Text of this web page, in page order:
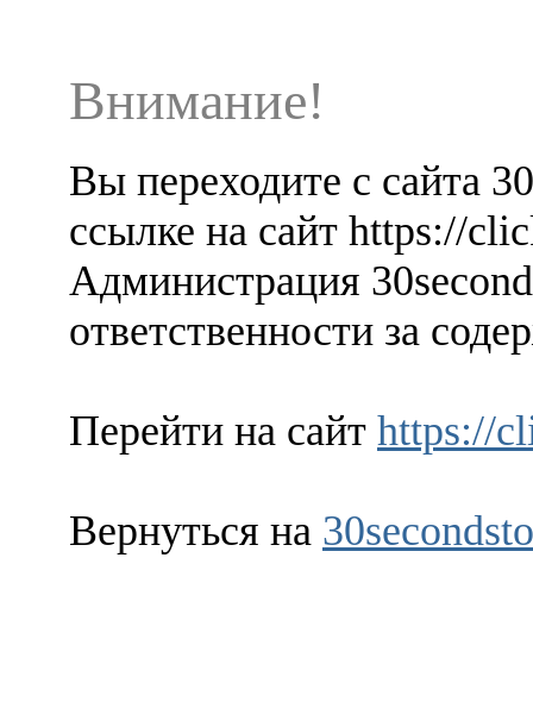
Внимание!
Вы переходите с сайта
ссылке на сайт https://
Администрация
ответственности за
Перейти на сайт https://
Вернуться на